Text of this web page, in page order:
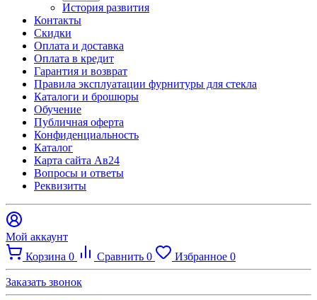
История развития
Контакты
Скидки
Оплата и доставка
Оплата в кредит
Гарантия и возврат
Правила эксплуатации фурнитуры для стекла
Каталоги и брошюры
Обучение
Публичная оферта
Конфиденциальность
Каталог
Карта сайта Ав24
Вопросы и ответы
Реквизиты
Мой аккаунт
Корзина 0 Сравнить 0 Избранное 0
Заказать звонок